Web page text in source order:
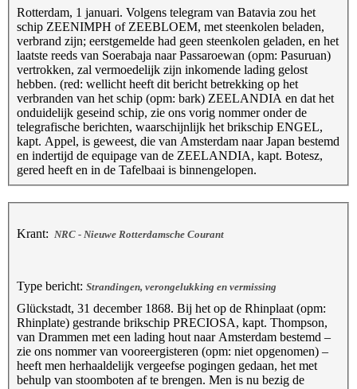
Rotterdam, 1 januari. Volgens telegram van Batavia zou het
schip ZEENIMPH of ZEEBLOEM, met steenkolen beladen,
verbrand zijn; eerstgemelde had geen steenkolen geladen, en het
laatste reeds van Soerabaja naar Passaroewan (opm: Pasuruan)
vertrokken, zal vermoedelijk zijn inkomende lading gelost
hebben. (red: wellicht heeft dit bericht betrekking op het
verbranden van het schip (opm: bark) ZEELANDIA en dat het
onduidelijk geseind schip, zie ons vorig nommer onder de
telegrafische berichten, waarschijnlijk het brikschip ENGEL,
kapt. Appel, is geweest, die van Amsterdam naar Japan bestemd
en indertijd de equipage van de ZEELANDIA, kapt. Botesz,
gered heeft en in de Tafelbaai is binnengelopen.
Krant: NRC - Nieuwe Rotterdamsche Courant
Type bericht: Strandingen, verongelukking en vermissing
Glückstadt, 31 december 1868. Bij het op de Rhinplaat (opm:
Rhinplate) gestrande brikschip PRECIOSA, kapt. Thompson,
van Drammen met een lading hout naar Amsterdam bestemd –
zie ons nommer van vooreergisteren (opm: niet opgenomen) –
heeft men herhaaldelijk vergeefse pogingen gedaan, het met
behulp van stoomboten af te brengen. Men is nu bezig de